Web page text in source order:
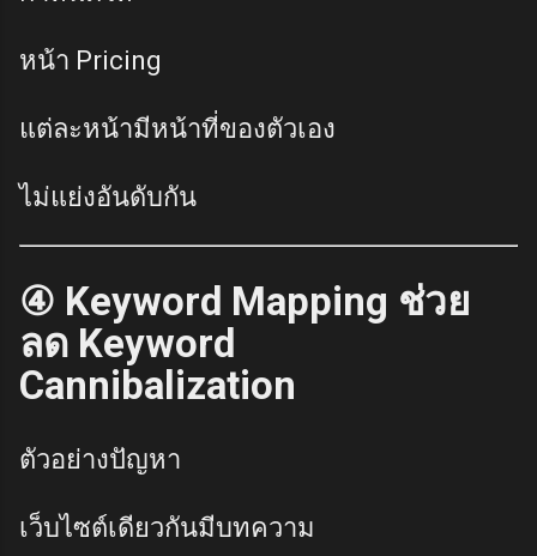
หน้า Pricing
แต่ละหน้ามีหน้าที่ของตัวเอง
ไม่แย่งอันดับกัน
④ Keyword Mapping ช่วย
ลด Keyword
Cannibalization
ตัวอย่างปัญหา
เว็บไซต์เดียวกันมีบทความ